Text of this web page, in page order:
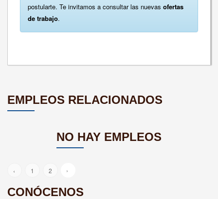
postularte. Te invitamos a consultar las nuevas ofertas
de trabajo.
EMPLEOS RELACIONADOS
NO HAY EMPLEOS
‹ 1 2 ›
CONÓCENOS